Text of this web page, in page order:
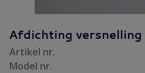
Afdichting versnelling
Artikel nr.
Model nr.